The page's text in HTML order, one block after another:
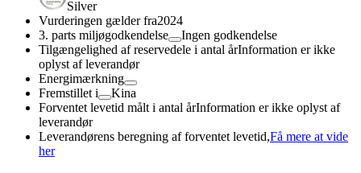
Silver
Vurderingen gælder fra2024
3. parts miljøgodkendelse
Ingen godkendelse
Tilgængelighed af reservedele i antal årInformation er ikke
oplyst af leverandør
Energimærkning
Fremstillet i
Kina
Forventet levetid målt i antal årInformation er ikke oplyst af
leverandør
Leverandørens beregning af forventet levetid,Få mere at vide
her